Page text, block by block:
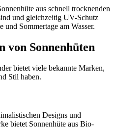
aus schnell trocknenden
und gleichzeitig UV-Schutz
Sommertage am Wasser.
von Sonnenhüten
bietet viele bekannte Marken,
Stil haben.
Designs und
bietet Sonnenhüte aus Bio-